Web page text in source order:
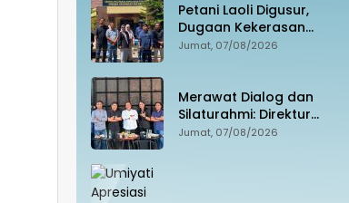
Petani Laoli Digusur,
Dugaan Kekerasan
Dilaporkan ke Polisi:
Disabilitas Jadi Korban
Jumat, 07/08/2026
Merawat Dialog dan
Silaturahmi: Direktur
Intelkam Polda Sulsel yang
Jumat, 07/08/2026